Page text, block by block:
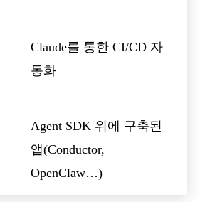
Claude를 통한 CI/CD 자
동화
Agent SDK 위에 구축된
앱(Conductor,
OpenClaw…)